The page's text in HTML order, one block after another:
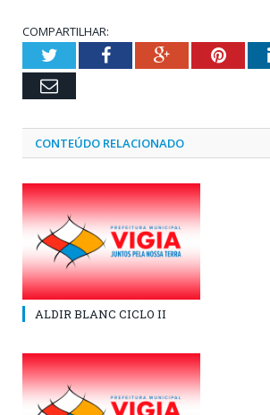
COMPARTILHAR:
TwitterFacebookGoogle+
Email
CONTEÚDO RELACIONADO
ALDIR BLANC CICLO II